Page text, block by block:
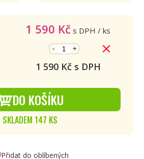
1 590 Kč s DPH / ks
- +
1 590Kč s DPH
DO KOŠÍKU
SKLADEM 147 KS
Přidat do oblíbených